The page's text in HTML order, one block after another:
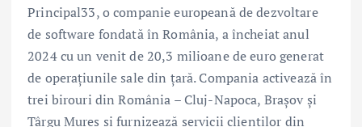
Principal33, o companie europeană de dezvoltare
de software fondată în România, a încheiat anul
2024 cu un venit de 20,3 milioane de euro generat
de operațiunile sale din țară. Compania activează în
trei birouri din România – Cluj-Napoca, Brașov și
Târgu Mureș și furnizează servicii clienților din